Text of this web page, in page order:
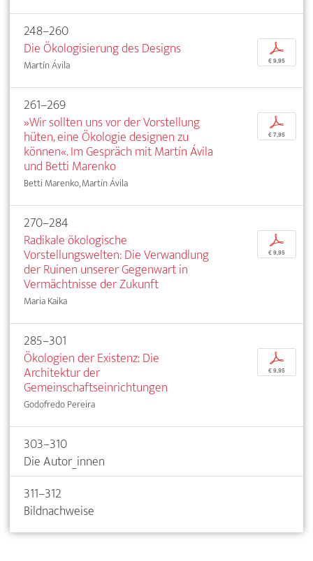
248–260
Die Ökologisierung des Designs
Martín Ávila
p
€ 9,95
261–269
»Wir sollten uns vor der Vorstellung
hüten, eine Ökologie designen zu
können«. Im Gespräch mit Martín Ávila
und Betti Marenko
Betti Marenko, Martín Ávila
p
€ 7,95
270–284
Radikale ökologische
Vorstellungswelten: Die Verwandlung
der Ruinen unserer Gegenwart in
Vermächtnisse der Zukunft
Maria Kaika
p
€ 9,95
285–301
Ökologien der Existenz: Die
Architektur der
Gemeinschaftseinrichtungen
Godofredo Pereira
p
€ 9,95
303–310
Die Autor_innen
311–312
Bildnachweise